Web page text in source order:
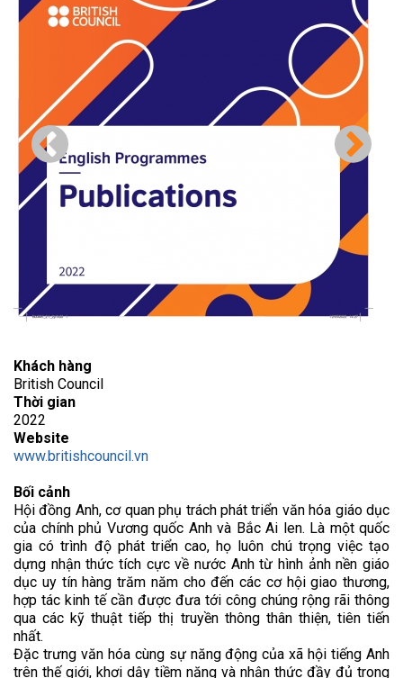
Khách hàng
British Council
Thời gian
2022
Website
www.britishcouncil.vn
Bối cảnh
Hội đồng Anh, cơ quan phụ trách phát triển văn hóa giáo dục
của chính phủ Vương quốc Anh và Bắc Ai len. Là một quốc
gia có trình độ phát triển cao, họ luôn chú trọng việc tạo
dựng nhận thức tích cực về nước Anh từ hình ảnh nền giáo
dục uy tín hàng trăm năm cho đến các cơ hội giao thương,
hợp tác kinh tế cần được đưa tới công chúng rộng rãi thông
qua các kỹ thuật tiếp thị truyền thông thân thiện, tiên tiến
nhất.
Đặc trưng văn hóa cùng sự năng động của xã hội tiếng Anh
trên thế giới, khơi dậy tiềm năng và nhận thức đầy đủ trong